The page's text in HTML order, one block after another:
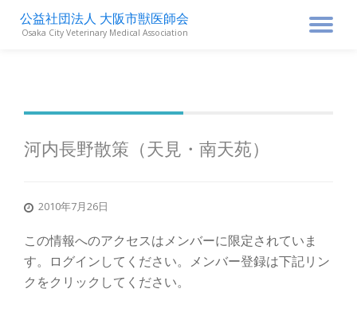
ナ
ン
公益社団法人 大阪市獣医師会
Osaka City Veterinary Medical Association
河内長野散策（天見・南天苑）
2010年7月26日
この情報へのアクセスはメンバーに限定されていま
す。ログインしてください。メンバー登録は下記リン
クをクリックしてください。